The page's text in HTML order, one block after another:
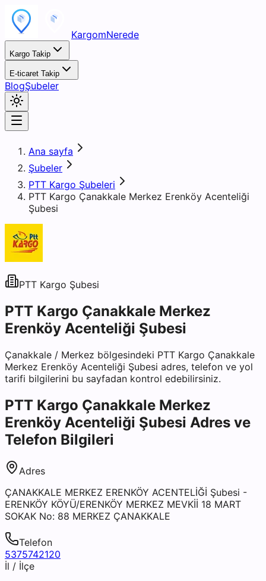
KargomNerede
Kargo Takip
E-ticaret Takip
BlogŞubeler
Ana sayfa
Şubeler
PTT Kargo Şubeleri
PTT Kargo Çanakkale Merkez Erenköy Acenteliği
Şubesi
PTT Kargo Şubesi
PTT Kargo Çanakkale Merkez
Erenköy Acenteliği Şubesi
Çanakkale / Merkez bölgesindeki PTT Kargo Çanakkale
Merkez Erenköy Acenteliği Şubesi adres, telefon ve yol
tarifi bilgilerini bu sayfadan kontrol edebilirsiniz.
PTT Kargo Çanakkale Merkez
Erenköy Acenteliği Şubesi Adres ve
Telefon Bilgileri
Adres
ÇANAKKALE MERKEZ ERENKÖY ACENTELİĞİ Şubesi -
ERENKÖY KÖYÜ/ERENKÖY MERKEZ MEVKİİ 18 MART
SOKAK No: 88 MERKEZ ÇANAKKALE
Telefon
5375742120
İl / İlçe